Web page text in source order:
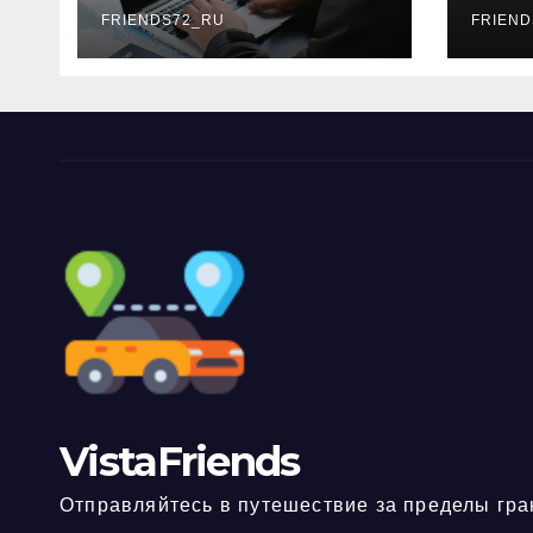
FRIENDS72_RU
VistaFriends
Отправляйтесь в путешествие за пределы